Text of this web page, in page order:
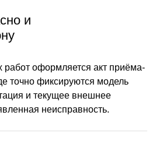
и
оформляется акт приёма-
точно фиксируются модель
и текущее внешнее
неисправность.